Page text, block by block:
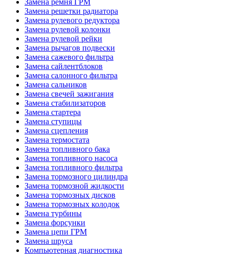
Замена ремня ГРМ
Замена решетки радиатора
Замена рулевого редуктора
Замена рулевой колонки
Замена рулевой рейки
Замена рычагов подвески
Замена сажевого фильтра
Замена сайлентблоков
Замена салонного фильтра
Замена сальников
Замена свечей зажигания
Замена стабилизаторов
Замена стартера
Замена ступицы
Замена сцепления
Замена термостата
Замена топливного бака
Замена топливного насоса
Замена топливного фильтра
Замена тормозного цилиндра
Замена тормозной жидкости
Замена тормозных дисков
Замена тормозных колодок
Замена турбины
Замена форсунки
Замена цепи ГРМ
Замена шруса
Компьютерная диагностика